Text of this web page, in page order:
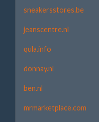
sneakersstores.be
jeanscentre.nl
qula.info
donnay.nl
ben.nl
mrmarketplace.com